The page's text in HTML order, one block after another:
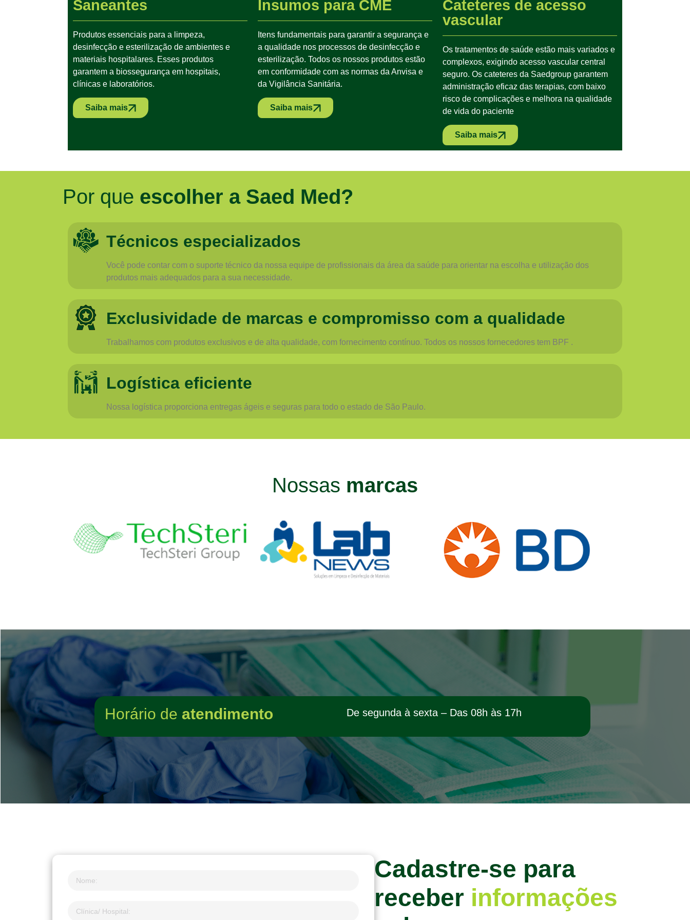
Saneantes
Produtos essenciais para a limpeza,
desinfecção e esterilização de ambientes e
materiais hospitalares. Esses produtos
garantem a biossegurança em hospitais,
clínicas e laboratórios.
Saiba mais
Insumos para CME
Itens fundamentais para garantir a segurança e
a qualidade nos processos de desinfecção e
esterilização. Todos os nossos produtos estão
em conformidade com as normas da Anvisa e
da Vigilância Sanitária.
Saiba mais
Cateteres de acesso
vascular
Os tratamentos de saúde estão mais variados e
complexos, exigindo acesso vascular central
seguro. Os cateteres da Saedgroup garantem
administração eficaz das terapias, com baixo
risco de complicações e melhora na qualidade
de vida do paciente
Saiba mais
Por que escolher a Saed Med?
Técnicos especializados
Você pode contar com o suporte técnico da nossa equipe de profissionais da área da saúde para orientar na escolha e utilização dos
produtos mais adequados para a sua necessidade.
Exclusividade de marcas e compromisso com a qualidade
Trabalhamos com produtos exclusivos e de alta qualidade, com fornecimento contínuo. Todos os nossos fornecedores tem BPF .
Logística eficiente
Nossa logística proporciona entregas ágeis e seguras para todo o estado de São Paulo.
Nossas marcas
Horário de atendimento De segunda à sexta – Das 08h às 17h
Cadastre-se para
receber informações